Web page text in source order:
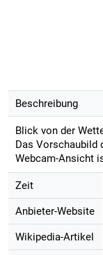
Beschreibung
Blick von der
Das Vorschaubild
Webcam-Ansicht
Zeit
Anbieter-Website
Wikipedia-Artikel